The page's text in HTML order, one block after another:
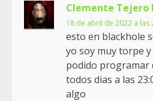
Clemente Tejero
18 de abril de 2022 a las
esto en blackhole
yo soy muy torpe
podido programar
todos dias a las
algo